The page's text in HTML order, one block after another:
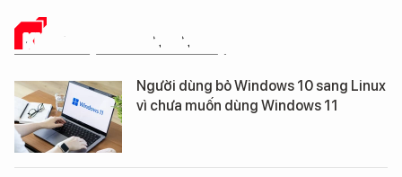
KHOA HỌC - CÔNG NGHỆ
Người dùng bỏ Windows 10 sang Linux
vì chưa muốn dùng Windows 11